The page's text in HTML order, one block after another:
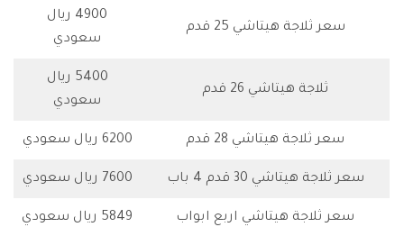
سعر ثلاجة هيتاشي 25 قدم
4900 ريال
سعودي
ثلاجة هيتاشي 26 قدم
5400 ريال
سعودي
سعر ثلاجة هيتاشي 28 قدم 6200 ريال سعودي
سعر ثلاجة هيتاشي 30 قدم 4 باب 7600 ريال سعودي
سعر ثلاجة هيتاشي اربع ابواب 5849 ريال سعودي